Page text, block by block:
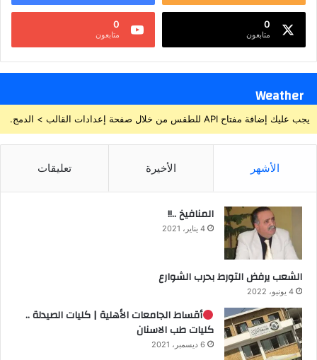
0
متابعون
0
متابعون
Weather
يجب عليك إضافة مفتاح API للطقس من خلال صفحة إعدادات القالب > الدمج.
الأشهر الأخيرة تعليقات
المنافيخ ..!!
4 يناير، 2021
الشعب يرفض التورط بحرب الشوارع
4 يونيو، 2022
أقساط الجامعات الأهلية | كليات الصيدلة ..
كليات طب الاسنان
6 ديسمبر، 2021